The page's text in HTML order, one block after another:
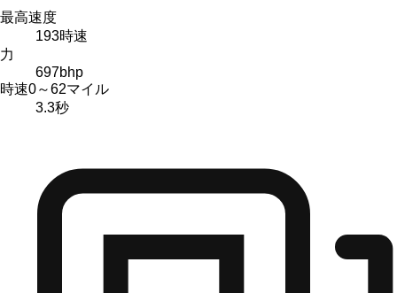
最高速度
193時速
力
697bhp
時速0～62マイル
3.3秒